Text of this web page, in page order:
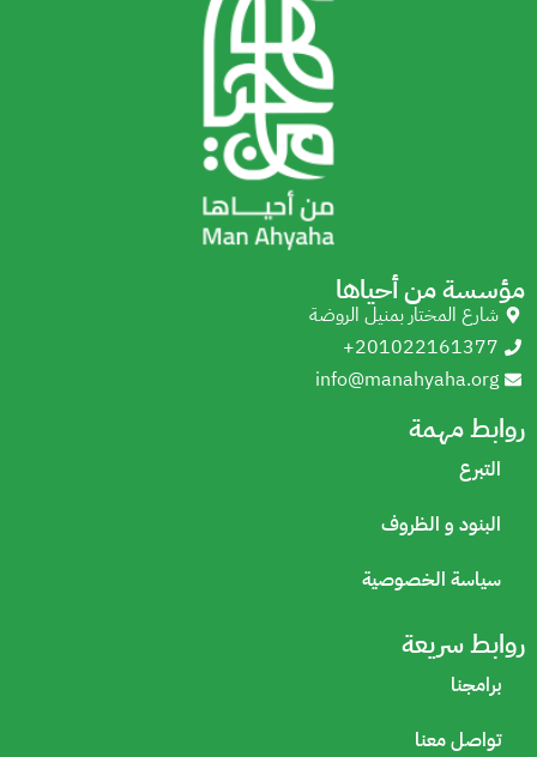
مؤسسة من أحياها
شارع المختار بمنيل الروضة
+201022161377
info@manahyaha.org
روابط مهمة
التبرع
البنود و الظروف
سياسة الخصوصية
روابط سريعة
برامجنا
تواصل معنا